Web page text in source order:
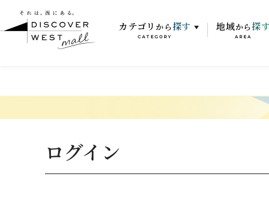
カテゴリ から 探す
CATEGORY
地域から 探す
AREA
ログイン